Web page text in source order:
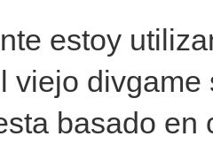
estoy
viejo
basado en